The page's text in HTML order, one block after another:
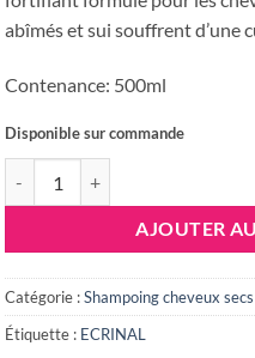
abîmés et sui souffrent d’une
Contenance: 500ml
Disponible sur commande
AJOUTER
Catégorie :Shampoing cheveux secs
Étiquette : ECRINAL